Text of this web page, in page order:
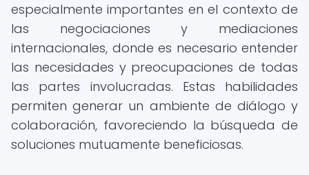
especialmente importantes en el contexto de
las negociaciones y mediaciones
internacionales, donde es necesario entender
las necesidades y preocupaciones de todas
las partes involucradas. Estas habilidades
permiten generar un ambiente de diálogo y
colaboración, favoreciendo la búsqueda de
soluciones mutuamente beneficiosas.